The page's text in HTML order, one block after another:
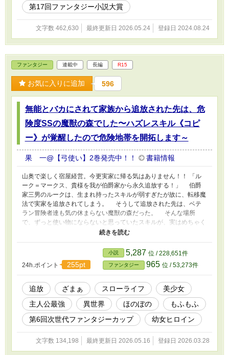
て、バズリまくってしまうということを。 ※こ
の作品はフィクションです。実在の人物•団体•事
件•法律などとは一切関係ありません。あらかじ
めご了承ください。 ※本作はカクヨムでも公開
第17回ファンタジー小説大賞
文字数 462,630 最終更新日 2026.05.24 登録日 2024.08.24
ファンタジー 連載中 長編 R15
お気に入りに追加 596
無能とバカにされて家族から追放された先は、危
険度SSの魔獣の森でした〜ハズレスキル《コピ
ー》が覚醒したので危険地帯を開拓します～
果 一@【弓使い】2巻発売中！！ 書籍情報
山奥で楽しく宿屋経営。今更実家に帰る気はありません！！ 「ル
ーク＝マークス、貴様を我が伯爵家から永久追放する！」 伯爵
家三男のルークは、生まれ持ったスキルが弱すぎたが故に、転移魔
法で実家を追放されてしまう。 そうして追放された先は、ベテ
ラン冒険者達も気の休まらない魔獣の森だった。 そんな場所
で、ずっと使い物にならないと思っていたスキルが、実はめちゃく
ちゃチート能力であることがわかり―― 父親や兄達の耐えがた
いイジメから解放されたルークは、この大自然の中で第二の人生を
謳歌することを決意する。 可愛らしいキツネに、偶然助けた美
少女冒険者など、数々の出会いを経て森の中で冒険者達向けの宿屋
を開業し、暖かな人々に囲まれて今日も生きていく。 その一
方。ルークを追放した伯爵家は、次々と災難が降りかかり破滅の一
途を辿っていくことに。 これは、一度目の人生を地獄の中で過
ごした少年が、今度こそ温かい人々に触れて暮らしていく物語。
※本作はカクヨム、ノベマ！でも公開しています。
24h.ポイント 255pt
小説 5,287 位 / 228,651件
ファンタジー 965 位 / 53,273件
追放 ざまぁ スローライフ
美少女
主人公最強
異世界 ほのぼの
もふもふ
第6回次世代ファンタジーカップ
幼女ヒロイン
文字数 134,198 最終更新日 2026.05.16 登録日 2026.03.28